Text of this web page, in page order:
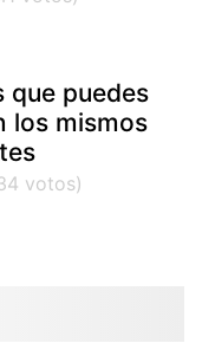
que puedes
los mismos